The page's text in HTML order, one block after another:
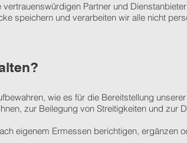
Partner und
speichern und verarbeiten wir alle nicht
wie es für die Bereitstellung
zur Beilegung von Streitigkeiten und zur
eigenem Ermessen berichtigen, ergänzen